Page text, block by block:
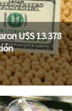
U$S 13.378